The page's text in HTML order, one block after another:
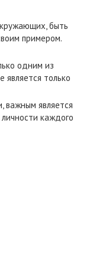
быть
примером.
одним из
является только
является
каждого